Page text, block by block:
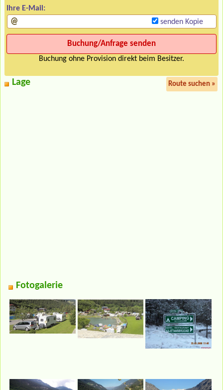
Ihre E-Mail:
senden Kopie
Buchung ohne Provision direkt beim Besitzer.
Lage Route suchen »
Fotogalerie